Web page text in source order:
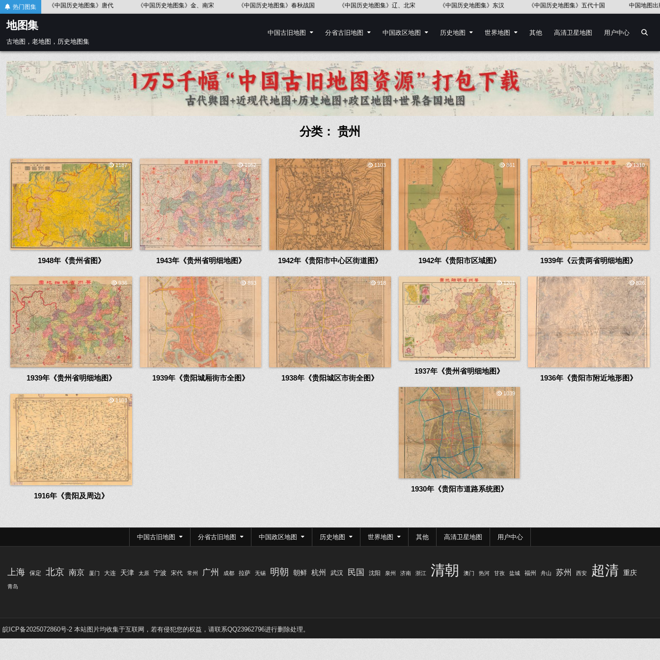
Skip
to
content
热门图集
《中国历史地图集》唐代 《中国历史地图集》金、南宋 《中国历史地图集》春秋战国 《中国历史地图集》辽、北宋 《中国历史地图集》东汉 《中国历史地图集》五代十国 中国地图出版社《世界历史
地图集
古地图，老地图，历史地图集
中国古旧地图 分省古旧地图 中国政区地图 历史地图 世界地图 其他 高清卫星地图 用户中心
分类： 贵州
1187
1948年《贵州省图》
1052
1943年《贵州省明细地图》
1103
1942年《贵阳市中心区街道图》
861
1942年《贵阳市区域图》
1310
1939年《云贵两省明细地图》
936
1939年《贵州省明细地图》
893
1939年《贵阳城厢街市全图》
918
1938年《贵阳城区市街全图》
1201
1937年《贵州省明细地图》
826
1936年《贵阳市附近地形图》
1039
1930年《贵阳市道路系统图》
1103
1916年《贵阳及周边》
中国古旧地图 分省古旧地图 中国政区地图 历史地图 世界地图 其他 高清卫星地图 用户中心
上海 保定 北京 南京 厦门 大连 天津 太原 宁波 宋代 常州 广州 成都 拉萨 无锡 明朝 朝鲜 杭州 武汉 民国 沈阳 泉州 济南 浙江 清朝 澳门 热河 甘孜 盐城 福州 舟山 苏州 西安 超清 重庆
青岛
皖ICP备2025072860号-2 本站图片均收集于互联网，若有侵犯您的权益，请联系QQ23962796进行删除处理。